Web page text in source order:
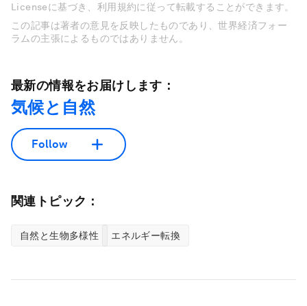
Licenseに基づき、利用規約に従って転載することができます。
この記事は著者の意見を反映したものであり、世界経済フォー
ラムの主張によるものではありません。
最新の情報をお届けします：
気候と自然
Follow
関連トピック：
自然と生物多様性 エネルギー転換